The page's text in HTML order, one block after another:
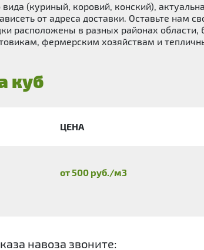
вида (куриный, коровий, конский),
от адреса доставки. Оставьте нам
расположены в разных районах
фермерским хозяйствам и
куб
ЦЕНА
от 500 руб./м3
навоза звоните: